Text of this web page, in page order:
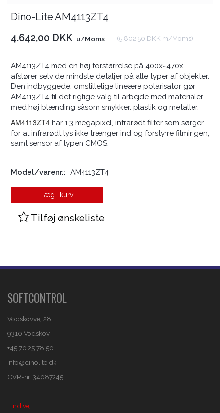
Dino-Lite AM4113ZT4
Model/varenr.: AM4113ZT4
AM4113ZT4 med en høj forstørrelse på 400x~470x,
afslører selv de mindste detaljer på alle typer af objekter.
Den indbyggede, omstillelige lineære polarisator gør
AM4113ZT4 til det rigtige valg til arbejde med materialer
med høj blænding såsom smykker, plastik og metaller.
AM4113ZT4 har 1.3 megapixel, infrarødt filter som sørger
for at infrarødt lys ikke trænger ind og forstyrre filmingen,
samt sensor af typen CMOS.
4.642,00 DKK u/Moms (5.802,50 DKK m/Moms)
Læg i kurv
Tilføj ønskeliste
SOFTCONTROL
Vodskovvej 28
9310 Vodskov
+45 70 25 78 50
info@dinolite.dk
CVR-nr. 34087245
Find vej